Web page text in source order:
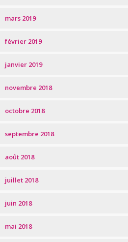
mars 2019
février 2019
janvier 2019
novembre 2018
octobre 2018
septembre 2018
août 2018
juillet 2018
juin 2018
mai 2018